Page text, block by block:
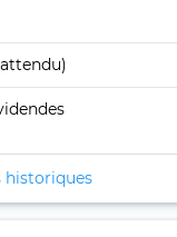
historiques